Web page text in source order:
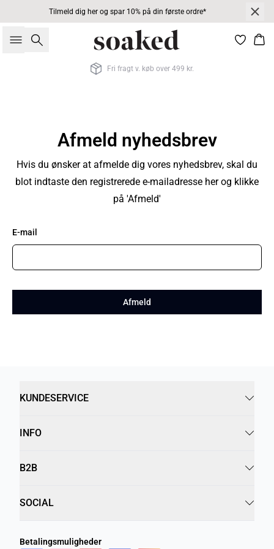
Tilmeld dig her og spar 10% på din første ordre*
Søg
Fri fragt v. køb over 499 kr.
Afmeld nyhedsbrev
Hvis du ønsker at afmelde dig vores nyhedsbrev, skal du
blot indtaste den registrerede e-mailadresse her og klikke
på 'Afmeld'
E-mail
Afmeld
KUNDESERVICE
INFO
B2B
SOCIAL
Betalingsmuligheder